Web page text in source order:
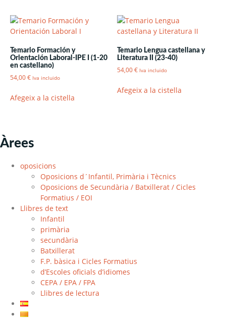
Temario Formación y
Orientación Laboral-IPE I (1-20
en castellano)
54,00€ Iva incluido
Afegeix a la cistella
Temario Lengua castellana y
Literatura II (23-40)
54,00€ Iva incluido
Afegeix a la cistella
Àrees
oposicions
Oposicions d´Infantil, Primària i Tècnics
Oposicions de Secundària / Batxillerat / Cicles
Formatius / EOI
Llibres de text
Infantil
primària
secundària
Batxillerat
F.P. bàsica i Cicles Formatius
d’Escoles oficials d’idiomes
CEPA / EPA / FPA
Llibres de lectura